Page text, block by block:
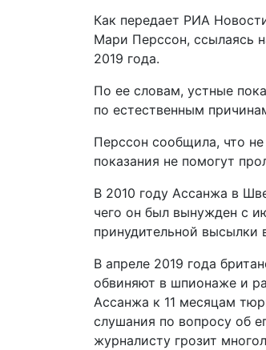
Как передает РИА
Мари Перссон, ссылаясь
2019 года.
По ее словам, устные
по естественным
Перссон сообщила, что
показания не помогут
В 2010 году Ассанжа в
чего он был вынужден с
принудительной высылки
В апреле 2019 года
обвиняют в шпионаже и
Ассанжа к 11 месяцам
слушания по вопросу об
журналисту грозит